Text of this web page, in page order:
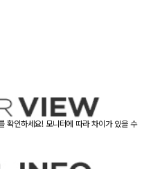
확인하세요! 모니터에 따라 차이가 있을 수